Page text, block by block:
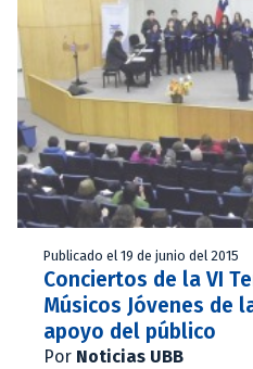
Publicado el 19 de junio del 2015
Conciertos de la VI
Músicos Jóvenes de
apoyo del público
Por Noticias UBB